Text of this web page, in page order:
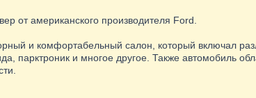
от американского производителя Ford.
и комфортабельный салон, который включал
парктроник и многое другое. Также автомобиль